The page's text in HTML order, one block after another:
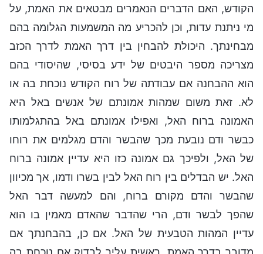
הקודש, האם הדברים הנאמרים מבטאים את האמת, על
מי ניתנת עדות, וכן להכריע מה המשמעות הגלומה בהם
מבחינתך. היכולת להבחין בין דרך האמת לדרך הכזב
מצריכה מספר היבטים של ידע בסיסי, שהיסודי בהם
הוא ההבחנה אם עבודתה של רוח הקודש נוכחת בה או
לא. זאת משום שמהות אמונתם של אנשים באל היא
האמונה ברוח האל, ואפילו אמונתם באל בהתגלמותו
כבשר ודם נובעת מכך שהבשר והדם מגלמים את רוחו
של האל, ולפיכך גם אמונה כזו היא עדיין אמונה ברוח
האל. יש הבדלים בין רוח האל לבין בשרו ודמו, אך מכיוון
שהבשר והדם מקורם ברוח, והם למעשה דבר האל
שהפך לבשר ודם, הרי שהדבר שהאדם מאמין בו הוא
עדיין המהות הטבעית של האל. אם כן, בהבחנתך אם